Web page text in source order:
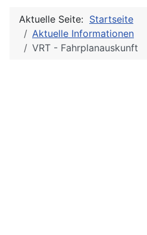
Aktuelle Seite: Startseite
Aktuelle Informationen
VRT - Fahrplanauskunft